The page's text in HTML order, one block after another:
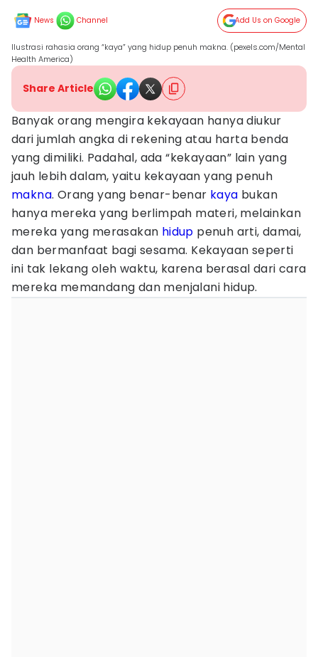
News Channel Add Us on Google
Ilustrasi rahasia orang “kaya” yang hidup penuh makna. (pexels.com/Mental
Health America)
Share Article
Banyak orang mengira kekayaan hanya diukur
dari jumlah angka di rekening atau harta benda
yang dimiliki. Padahal, ada “kekayaan” lain yang
jauh lebih dalam, yaitu kekayaan yang penuh
makna. Orang yang benar-benar kaya bukan
hanya mereka yang berlimpah materi, melainkan
mereka yang merasakan hidup penuh arti, damai,
dan bermanfaat bagi sesama. Kekayaan seperti
ini tak lekang oleh waktu, karena berasal dari cara
mereka memandang dan menjalani hidup.